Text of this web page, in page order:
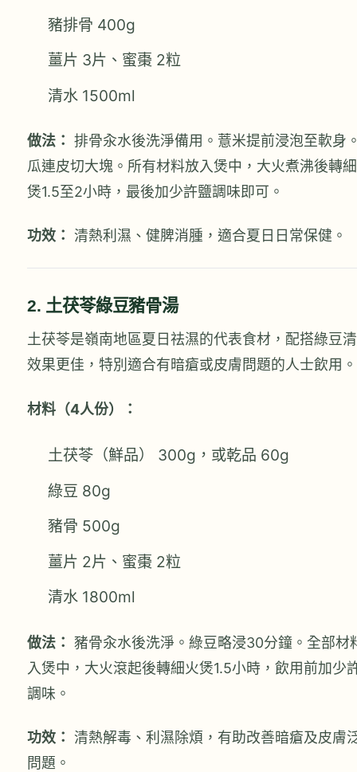
豬排骨 400g
薑片 3片、蜜棗 2粒
清水 1500ml
做法： 排骨汆水後洗淨備用。薏米提前浸泡至軟身
瓜連皮切大塊。所有材料放入煲中，大火煮沸後轉
煲1.5至2小時，最後加少許鹽調味即可。
功效： 清熱利濕、健脾消腫，適合夏日日常保健。
2. 土茯苓綠豆豬骨湯
土茯苓是嶺南地區夏日祛濕的代表食材，配搭綠豆
效果更佳，特別適合有暗瘡或皮膚問題的人士飲用。
材料（4人份）：
土茯苓（鮮品） 300g，或乾品 60g
綠豆 80g
豬骨 500g
薑片 2片、蜜棗 2粒
清水 1800ml
做法： 豬骨汆水後洗淨。綠豆略浸30分鐘。全部材
入煲中，大火滾起後轉細火煲1.5小時，飲用前加少
調味。
功效： 清熱解毒、利濕除煩，有助改善暗瘡及皮膚
問題。